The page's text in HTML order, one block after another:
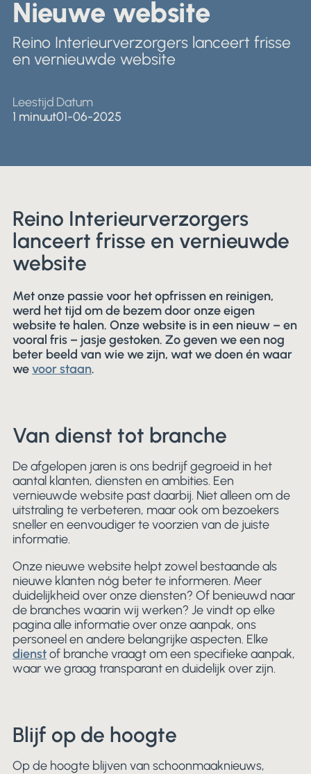
Winkels & Showroom
Nieuwe website
Reino Interieurverzorgers lanceert frisse
en vernieuwde website
Leestijd
1 minuut
Datum
01-06-2025
Reino Interieurverzorgers
lanceert frisse en vernieuwde
website
Met onze passie voor het opfrissen en reinigen,
werd het tijd om de bezem door onze eigen
website te halen. Onze website is in een nieuw – en
vooral fris – jasje gestoken. Zo geven we een nog
beter beeld van wie we zijn, wat we doen én waar
wevoor staan.
Van dienst tot branche
De afgelopen jaren is ons bedrijf gegroeid in het
aantal klanten, diensten en ambities. Een
vernieuwde website past daarbij. Niet alleen om de
uitstraling te verbeteren, maar ook om bezoekers
sneller en eenvoudiger te voorzien van de juiste
informatie.
Onze nieuwe website helpt zowel bestaande als
nieuwe klanten nóg beter te informeren. Meer
duidelijkheid over onze diensten? Of benieuwd naar
de branches waarin wij werken? Je vindt op elke
pagina alle informatie over onze aanpak, ons
personeel en andere belangrijke aspecten. Elke
dienstof branche vraagt om een specifieke aanpak,
waar we graag transparant en duidelijk over zijn.
Blijf op de hoogte
Op de hoogte blijven van schoonmaaknieuws,